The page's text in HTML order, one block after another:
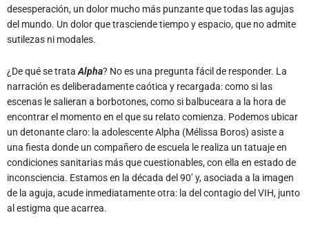
desesperación, un dolor mucho más punzante que todas las agujas
del mundo. Un dolor que trasciende tiempo y espacio, que no admite
sutilezas ni modales.
¿De qué se trata Alpha? No es una pregunta fácil de responder. La
narración es deliberadamente caótica y recargada: como si las
escenas le salieran a borbotones, como si balbuceara a la hora de
encontrar el momento en el que su relato comienza. Podemos ubicar
un detonante claro: la adolescente Alpha (Mélissa Boros) asiste a
una fiesta donde un compañero de escuela le realiza un tatuaje en
condiciones sanitarias más que cuestionables, con ella en estado de
inconsciencia. Estamos en la década del 90’ y, asociada a la imagen
de la aguja, acude inmediatamente otra: la del contagio del VIH, junto
al estigma que acarrea.